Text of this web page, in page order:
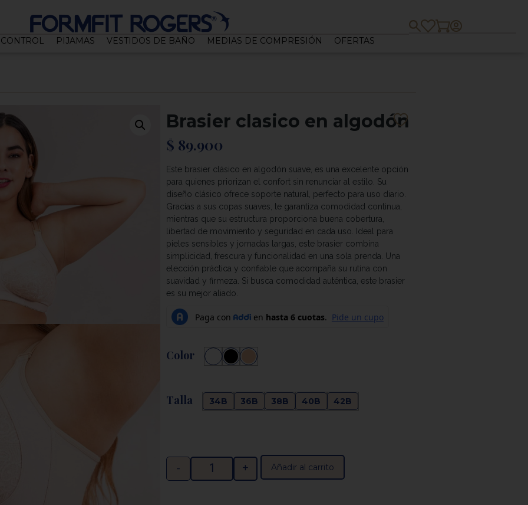
CONTROL PIJAMAS VESTIDOS DE BAÑO MEDIAS DE COMPRESIÓN OFERTAS
Brasier clasico en algodón
$ 89.900
Este brasier clásico en algodón suave, es una excelente opción
para quienes priorizan el confort sin renunciar al estilo. Su
diseño clásico ofrece soporte natural, perfecto para uso diario.
Gracias a sus copas suaves, te garantiza comodidad continua,
mientras que su estructura proporciona buena cobertura,
libertad de movimiento y seguridad en cada uso. Ideal para
pieles sensibles y jornadas largas, este brasier combina
simplicidad, frescura y funcionalidad en una sola prenda. Una
elección práctica y confiable que acompaña su rutina con
suavidad y firmeza. Si busca comodidad auténtica, este brasier
es su mejor aliado.
Color
Talla 34B 36B 38B 40B 42B
- + Añadir al carrito